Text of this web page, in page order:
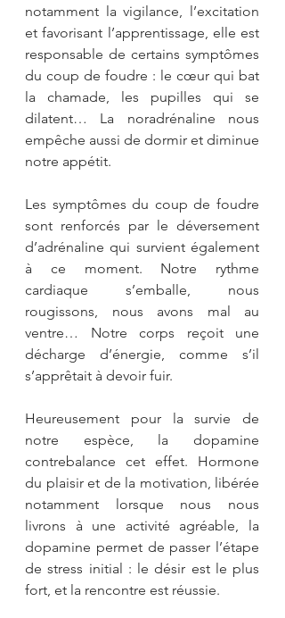
notamment la vigilance, l’excitation
et favorisant l’apprentissage, elle est
responsable de certains symptômes
du coup de foudre : le cœur qui bat
la chamade, les pupilles qui se
dilatent… La noradrénaline nous
empêche aussi de dormir et diminue
notre appétit.
Les symptômes du coup de foudre
sont renforcés par le déversement
d’adrénaline qui survient également
à ce moment. Notre rythme
cardiaque s’emballe, nous
rougissons, nous avons mal au
ventre… Notre corps reçoit une
décharge d’énergie, comme s’il
s’apprêtait à devoir fuir.
Heureusement pour la survie de
notre espèce, la dopamine
contrebalance cet effet. Hormone
du plaisir et de la motivation, libérée
notamment lorsque nous nous
livrons à une activité agréable, la
dopamine permet de passer l’étape
de stress initial : le désir est le plus
fort, et la rencontre est réussie.